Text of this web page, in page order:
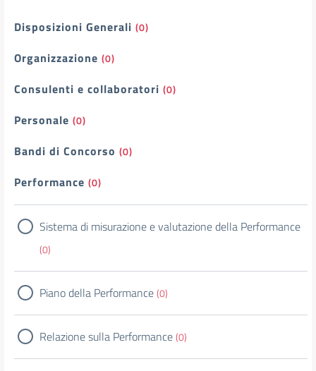
Filtri
Disposizioni Generali (0)
Organizzazione (0)
Consulenti e collaboratori (0)
Personale (0)
Bandi di Concorso (0)
Performance (0)
Sistema di misurazione e valutazione della Performance
(0)
Piano della Performance(0)
Relazione sulla Performance(0)